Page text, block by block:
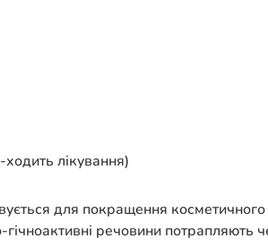
лікування)
для покращення
речовини потрапляють